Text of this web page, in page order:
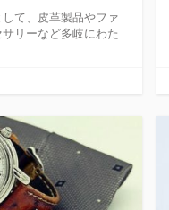
て、皮革製品やファ
リーなど多岐にわた